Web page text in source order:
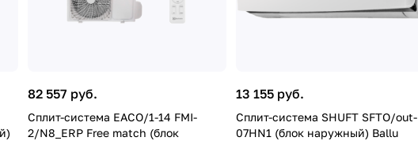
82 557 руб.
Сплит-система EACO/1-14 FMI-
2/N8_ERP Free match (блок
13 155 руб.
Сплит-система SHUFT SFTO/out-
07HN1 (блок наружный) Ballu